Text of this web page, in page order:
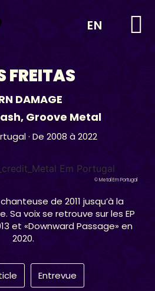
EN
FREITAS
DAMAGE
, Groove Metal
· De 2008 à 2022
© Metal Em Portugal
de 2011 jusqu’à la
Sa voix se retrouve sur les EP
et «Downward Passage» en
2020.
Entrevue